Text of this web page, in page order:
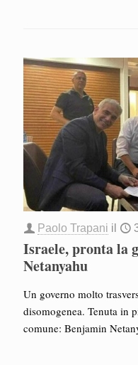
Paolo Trapani il
Israele, pronta la
Netanyahu
Un governo molto
disomogenea. Tenuta in
comune: Benjamin